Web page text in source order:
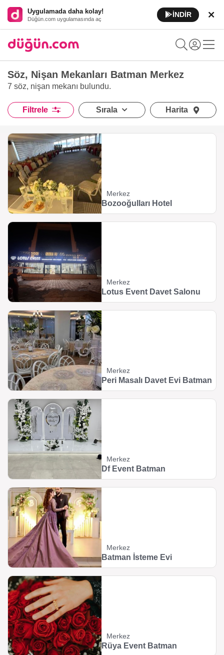
Uygulamada daha kolay!
Düğün.com uygulamasında aç
İNDİR
Söz, Nişan Mekanları Batman Merkez
7 söz, nişan mekanı bulundu.
Filtrele Sırala Harita
Merkez
Bozooğulları Hotel
Merkez
Lotus Event Davet Salonu
Merkez
Peri Masalı Davet Evi Batman
Merkez
Df Event Batman
Merkez
Batman İsteme Evi
Merkez
Rüya Event Batman